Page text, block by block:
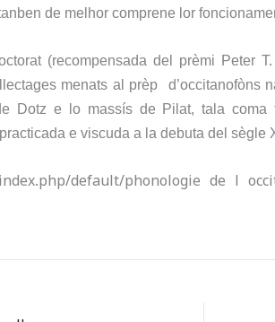
de melhor comprene lor foncioname
(recompensada del prèmi Peter
menats al prèp d’occitanofòns
Dotz e lo massís de Pilat, tala coma
e viscuda a la debuta del sègle
default/phonologie-de-l-